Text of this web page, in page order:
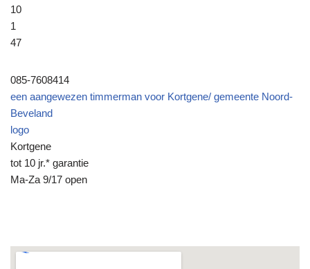
10
1
47
085-7608414
een aangewezen timmerman voor Kortgene/ gemeente Noord-
Beveland
logo
Kortgene
tot 10 jr.* garantie
Ma-Za 9/17 open